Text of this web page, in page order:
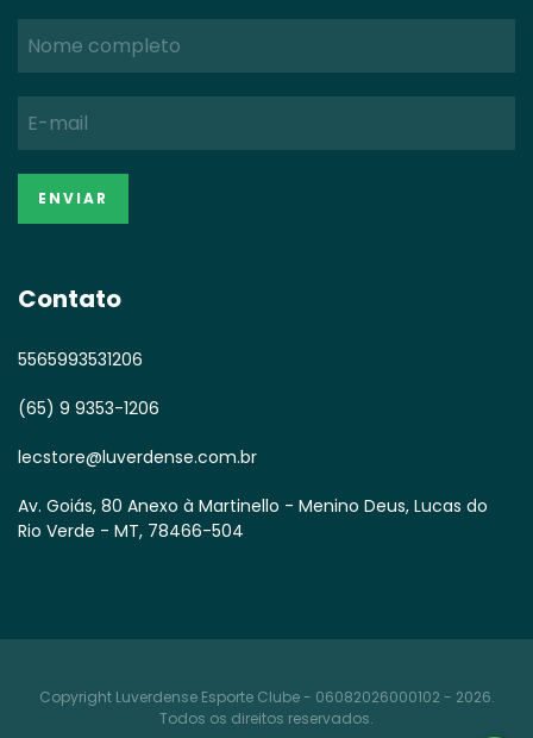
Contato
5565993531206
(65) 9 9353-1206
lecstore@luverdense.com.br
Av. Goiás, 80 Anexo à Martinello - Menino Deus, Lucas do
Rio Verde - MT, 78466-504
Copyright Luverdense Esporte Clube - 06082026000102 - 2026.
Todos os direitos reservados.